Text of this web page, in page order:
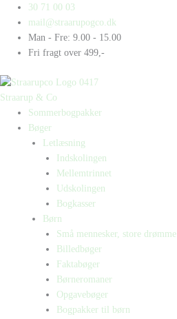
indholdet
30 71 00 03
mail@straarupogco.dk
Man - Fre: 9.00 - 15.00
Fri fragt over 499,-
Straarup & Co
Sommerbogpakker
Bøger
Letlæsning
Indskolingen
Mellemtrinnet
Udskolingen
Bogkasser
Børn
Små mennesker, store drømme
Billedbøger
Faktabøger
Børneromaner
Opgavebøger
Bogpakker til børn
Products
search
Products
search